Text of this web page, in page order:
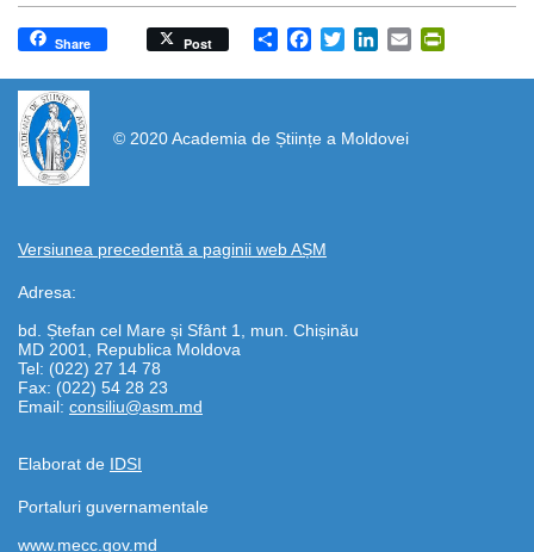
Share
Share Post Facebook
TwitterLinkedIn
Email
© 2020 Academia de Științe a Moldovei
Versiunea precedentă a paginii web AȘM
Adresa:
bd. Ștefan cel Mare și Sfânt 1, mun. Chișinău
MD 2001, Republica Moldova
Tel: (022) 27 14 78
Fax: (022) 54 28 23
Email: consiliu@asm.md
Elaborat de IDSI
https://propletenie.ru/
Portaluri guvernamentale
www.mecc.gov.md